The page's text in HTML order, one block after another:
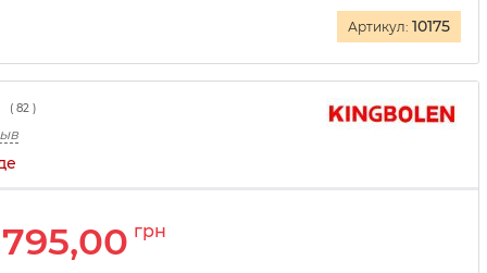
Артикул: 10175
( 82 )
795,00 грн